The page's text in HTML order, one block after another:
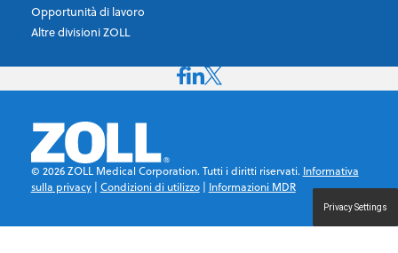
Opportunità di lavoro
Altre divisioni ZOLL
© 2026ZOLL Medical Corporation. Tutti i diritti riservati. Informativa
sulla privacy| Condizioni di utilizzo| Informazioni MDR
Privacy Settings